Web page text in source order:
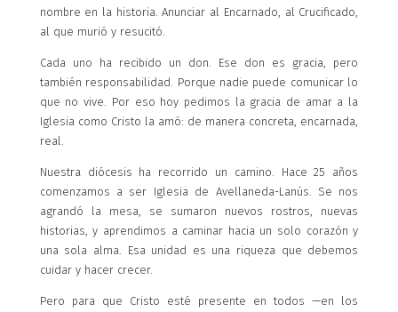
nombre en la historia. Anunciar al Encarnado, al Crucificado,
al que murió y resucitó.
Cada uno ha recibido un don. Ese don es gracia, pero
también responsabilidad. Porque nadie puede comunicar lo
que no vive. Por eso hoy pedimos la gracia de amar a la
Iglesia como Cristo la amó: de manera concreta, encarnada,
real.
Nuestra diócesis ha recorrido un camino. Hace 25 años
comenzamos a ser Iglesia de Avellaneda-Lanús. Se nos
agrandó la mesa, se sumaron nuevos rostros, nuevas
historias, y aprendimos a caminar hacia un solo corazón y
una sola alma. Esa unidad es una riqueza que debemos
cuidar y hacer crecer.
Pero para que Cristo esté presente en todos —en los